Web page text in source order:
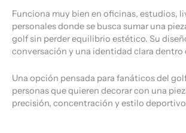
Funciona muy bien en oficinas, estudios,
personales donde se busca sumar una
golf sin perder equilibrio estético. Su
conversación y una identidad clara dentro
Una opción pensada para fanáticos del
personas que quieren decorar con una
precisión, concentración y estilo